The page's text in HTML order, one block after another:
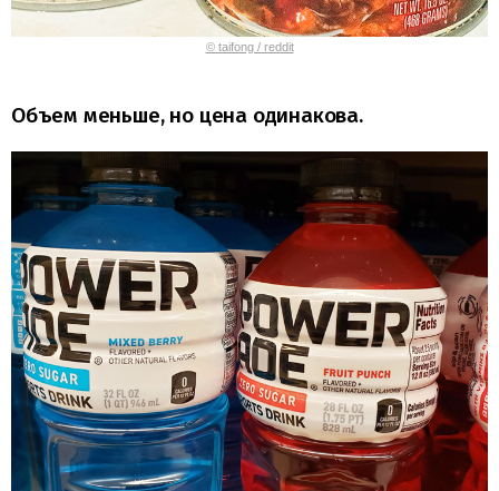
© taifong / reddit
Объем меньше, но цена одинакова.